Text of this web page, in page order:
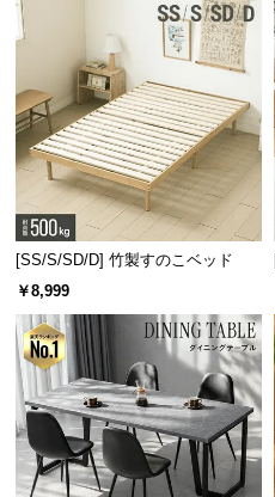
カラーバリエーション
ブラック×ブロンズ
[SS/S/SD/D] 竹製すのこベッド
￥8,999